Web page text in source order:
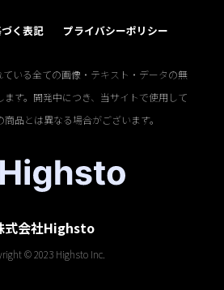
く表記 プライバシーポリシー
いる全ての画像・テキスト・データの無
す。開発中につき、当サイトで使用して
品とは異なる場合がございます。
式会社Highsto
© 2023 Highsto Inc.